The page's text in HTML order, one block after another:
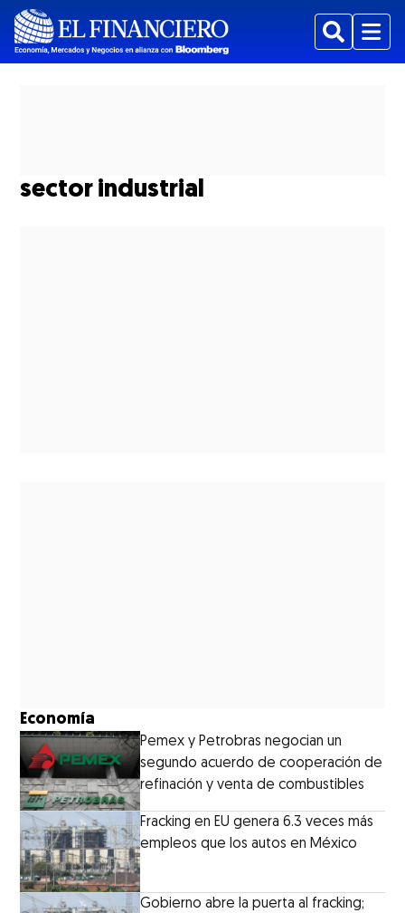
BuscarMenu
sector industrial
Economía
Pemex y Petrobras negocian un
segundo acuerdo de cooperación de
refinación y venta de combustibles
Fracking en EU genera 6.3 veces más
empleos que los autos en México
Gobierno abre la puerta al fracking;